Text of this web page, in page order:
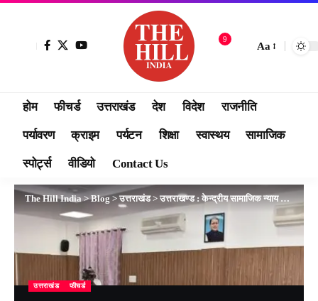
9
Aa
होम फीचर्ड उत्तराखंड देश विदेश राजनीति
पर्यावरण क्राइम पर्यटन शिक्षा स्वास्थय सामाजिक
स्पोर्ट्स वीडियो Contact Us
The Hill India>Blog >उत्तराखंड> उत्तराखण्ड : केन्द्रीय सामाजिक न्याय एवं अधिकारिता राज्य मंत्री रामदास अठावले बीजापुर अतिथि गृह सभागार में अधिकारियों के साथ कि बैठक
उत्तराखंड फीचर्ड